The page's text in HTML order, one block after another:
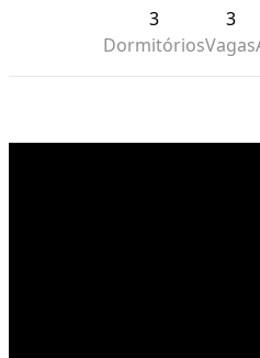
3
Dormitórios
3
Vagas